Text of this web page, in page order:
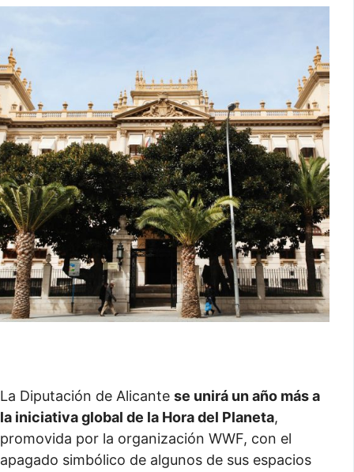
La Diputación de Alicante se unirá un año más a
la iniciativa global de la Hora del Planeta,
promovida por la organización WWF, con el
apagado simbólico de algunos de sus espacios